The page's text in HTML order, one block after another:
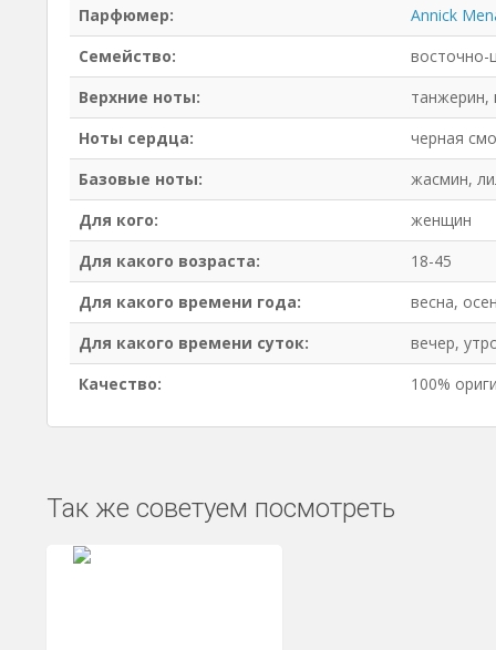
Парфюмер:
Annick
Семейство:
восточно-
Верхние ноты:
танжерин,
Ноты сердца:
черная
Базовые ноты:
жасмин,
Для кого:
женщин
Для какого возраста:
18-45
Для какого времени года:
весна,
Для какого времени суток:
вечер,
Качество:
100%
Так же советуем посмотреть